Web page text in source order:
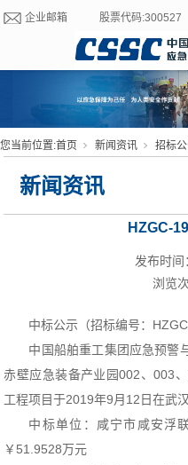
企业邮箱 股票代码:300527
您当前位置:首页 新闻资讯 招标
新闻资讯
HZGC-
发布时间
浏览次
中标公示（招标编号：
中国船舶重工集团应急预警
赤壁应急装备产业园002、003
工程项目于2019年9月12日在武
中标单位：咸宁市咸安浮
￥51.9528万元